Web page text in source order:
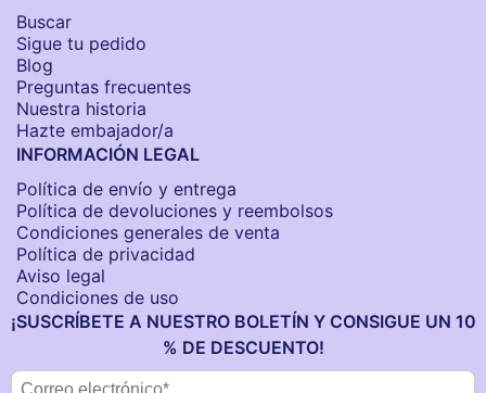
Buscar
Sigue tu pedido
Blog
Preguntas frecuentes
Nuestra historia
Hazte embajador/a
INFORMACIÓN LEGAL
Política de envío y entrega
Política de devoluciones y reembolsos
Condiciones generales de venta
Política de privacidad
Aviso legal
Condiciones de uso
¡SUSCRÍBETE A NUESTRO BOLETÍN Y CONSIGUE UN 10
% DE DESCUENTO!